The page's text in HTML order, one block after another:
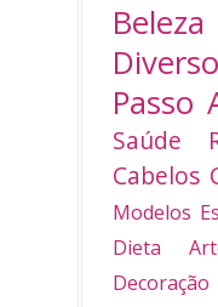
Beleza
Passo
Saúde
Cabelos
Modelos
Dieta
Decoração